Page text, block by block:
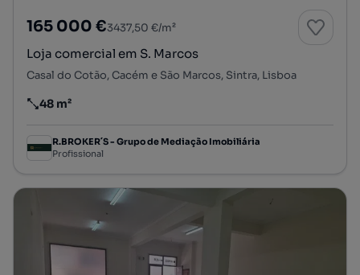
165 000 €3437,50 €/m²
Loja comercial em S. Marcos
Casal do Cotão, Cacém e São Marcos, Sintra, Lisboa
Preço por metro quadrado
48 m²
R.BROKER´S - Grupo de Mediação Imobiliária
Profissional